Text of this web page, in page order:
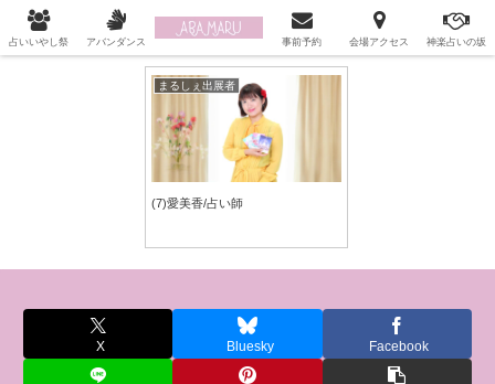
自分を許してあげられるあなたに…「うらない起業アカデミー」
まるしぇ出展者
(7)愛美香/占い師
X Bluesky Facebook
占いいやし祭 アバンダンス 事前予約 会場アクセス 神楽占いの坂